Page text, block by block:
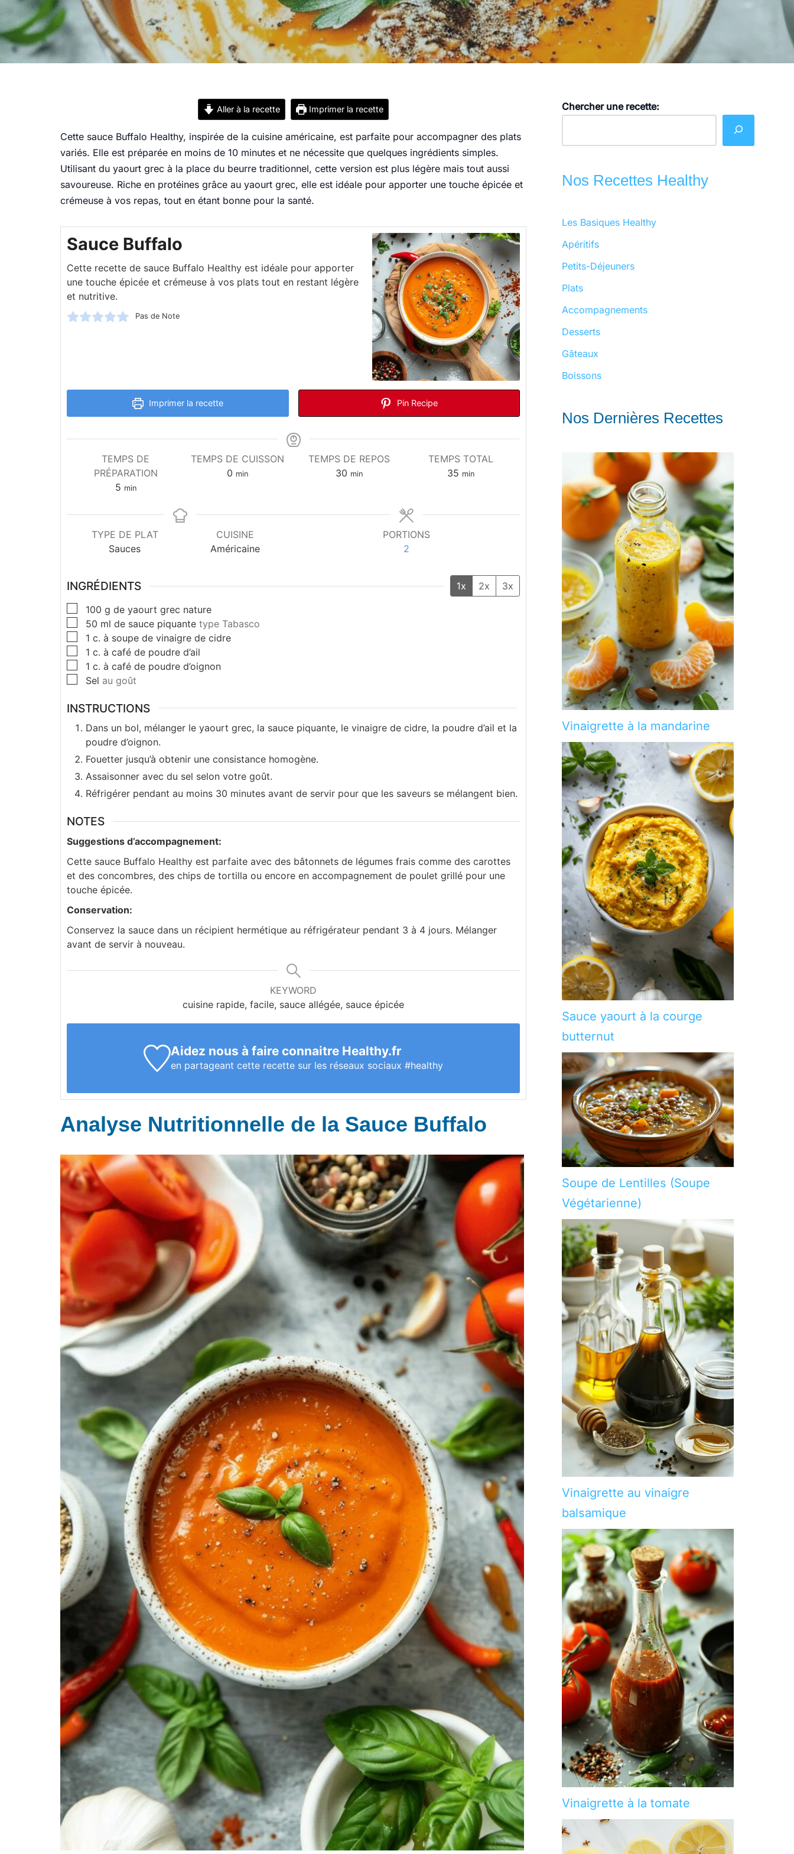
Aller à la recette Imprimer la recette
Cette sauce Buffalo Healthy, inspirée de la cuisine américaine, est parfaite pour accompagner des plats
variés. Elle est préparée en moins de 10 minutes et ne nécessite que quelques ingrédients simples.
Utilisant du yaourt grec à la place du beurre traditionnel, cette version est plus légère mais tout aussi
savoureuse. Riche en protéines grâce au yaourt grec, elle est idéale pour apporter une touche épicée et
crémeuse à vos repas, tout en étant bonne pour la santé.
Sauce Buffalo
Cette recette de sauce Buffalo Healthy est idéale pour apporter
une touche épicée et crémeuse à vos plats tout en restant légère
et nutritive.
Pas de Note
Imprimer la recette Pin Recipe
TEMPS DE
PRÉPARATION
5 min
TEMPS DE CUISSON
0 min
TEMPS DE REPOS
30 min
TEMPS TOTAL
35 min
TYPE DE PLAT
Sauces
CUISINE
Américaine
PORTIONS
2
INGRÉDIENTS 1x 2x
3x
100 g de yaourt grec nature
50 ml de sauce piquante type Tabasco
1 c. à soupe de vinaigre de cidre
1 c. à café de poudre d’ail
1 c. à café de poudre d’oignon
Sel au goût
INSTRUCTIONS
Dans un bol, mélanger le yaourt grec, la sauce piquante, le vinaigre de cidre, la poudre d’ail et la
poudre d’oignon.
Fouetter jusqu’à obtenir une consistance homogène.
Assaisonner avec du sel selon votre goût.
Réfrigérer pendant au moins 30 minutes avant de servir pour que les saveurs se mélangent bien.
NOTES
Suggestions d’accompagnement:
Cette sauce Buffalo Healthy est parfaite avec des bâtonnets de légumes frais comme des carottes
et des concombres, des chips de tortilla ou encore en accompagnement de poulet grillé pour une
touche épicée.
Conservation:
Conservez la sauce dans un récipient hermétique au réfrigérateur pendant 3 à 4 jours. Mélanger
avant de servir à nouveau.
KEYWORD
cuisine rapide, facile, sauce allégée, sauce épicée
Aidez nous à faire connaitre Healthy.fr
en partageant cette recette sur les réseaux sociaux #healthy
Analyse Nutritionnelle de la Sauce Buffalo
Chercher une recette:
Nos Recettes Healthy
Les Basiques Healthy
Apéritifs
Petits-Déjeuners
Plats
Accompagnements
Desserts
Gâteaux
Boissons
Nos Dernières Recettes
Vinaigrette à la mandarine
Sauce yaourt à la courge
butternut
Soupe de Lentilles (Soupe
Végétarienne)
Vinaigrette au vinaigre
balsamique
Vinaigrette à la tomate